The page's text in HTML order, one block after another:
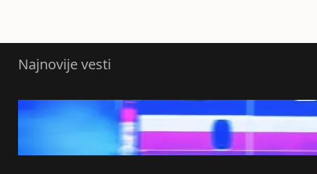
Najnovije vesti
Državljanin Srbije izazvao saobraćajnu
nesreću u Ulcinju, u kojoj je jedna osoba
poginula – Region
avgust 6, 2026